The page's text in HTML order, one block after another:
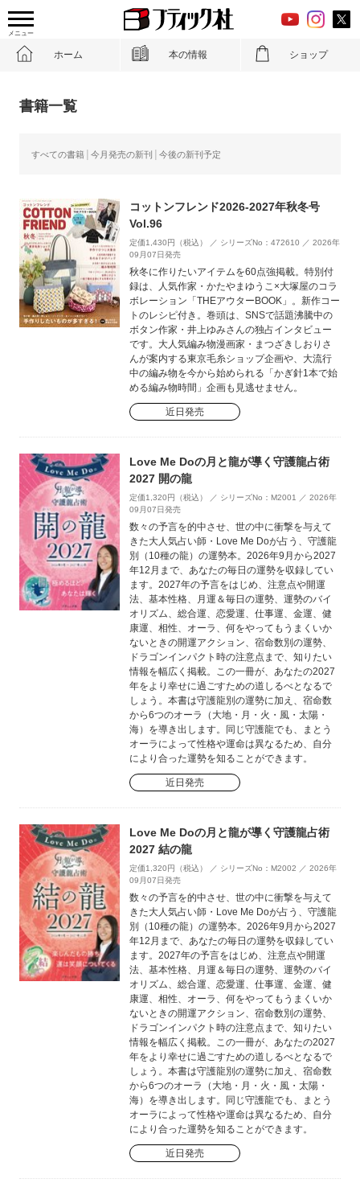
メニュー
ホーム 本の情報 ショップ
書籍一覧
すべての書籍 今月発売の新刊 今後の新刊予定
コットンフレンド2026-2027年秋冬号
Vol.96
定価1,430円（税込） ／ シリーズNo：472610 ／ 2026年
09月07日発売
秋冬に作りたいアイテムを60点強掲載。特別付
録は、人気作家・かたやまゆうこ×大塚屋のコラ
ボレーション「THEアウターBOOK」。新作コー
トのレシピ付き。巻頭は、SNSで話題沸騰中の
ボタン作家・井上ゆみさんの独占インタビュー
です。大人気編み物漫画家・まつざきしおりさ
んが案内する東京毛糸ショップ企画や、大流行
中の編み物を今から始められる「かぎ針1本で始
める編み物時間」企画も見逃せません。
近日発売
Love Me Doの月と龍が導く守護龍占術
2027 開の龍
定価1,320円（税込） ／ シリーズNo：M2001 ／ 2026年
09月07日発売
数々の予言を的中させ、世の中に衝撃を与えて
きた大人気占い師・Love Me Doが占う、守護龍
別（10種の龍）の運勢本。2026年9月から2027
年12月まで、あなたの毎日の運勢を収録してい
ます。2027年の予言をはじめ、注意点や開運
法、基本性格、月運＆毎日の運勢、運勢のバイ
オリズム、総合運、恋愛運、仕事運、金運、健
康運、相性、オーラ、何をやってもうまくいか
ないときの開運アクション、宿命数別の運勢、
ドラゴンインパクト時の注意点まで、知りたい
情報を幅広く掲載。この一冊が、あなたの2027
年をより幸せに過ごすための道しるべとなるで
しょう。本書は守護龍別の運勢に加え、宿命数
から6つのオーラ（大地・月・火・風・太陽・
海）を導き出します。同じ守護龍でも、まとう
オーラによって性格や運命は異なるため、自分
により合った運勢を知ることができます。
近日発売
Love Me Doの月と龍が導く守護龍占術
2027 結の龍
定価1,320円（税込） ／ シリーズNo：M2002 ／ 2026年
09月07日発売
数々の予言を的中させ、世の中に衝撃を与えて
きた大人気占い師・Love Me Doが占う、守護龍
別（10種の龍）の運勢本。2026年9月から2027
年12月まで、あなたの毎日の運勢を収録してい
ます。2027年の予言をはじめ、注意点や開運
法、基本性格、月運＆毎日の運勢、運勢のバイ
オリズム、総合運、恋愛運、仕事運、金運、健
康運、相性、オーラ、何をやってもうまくいか
ないときの開運アクション、宿命数別の運勢、
ドラゴンインパクト時の注意点まで、知りたい
情報を幅広く掲載。この一冊が、あなたの2027
年をより幸せに過ごすための道しるべとなるで
しょう。本書は守護龍別の運勢に加え、宿命数
から6つのオーラ（大地・月・火・風・太陽・
海）を導き出します。同じ守護龍でも、まとう
オーラによって性格や運命は異なるため、自分
により合った運勢を知ることができます。
近日発売